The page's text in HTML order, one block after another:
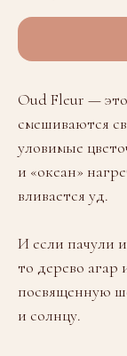
Oud Fleur —
смешиваются
уловимые
и «океан»
вливается уд.
И если пачули
то дерево
посвященную
и солнцу.